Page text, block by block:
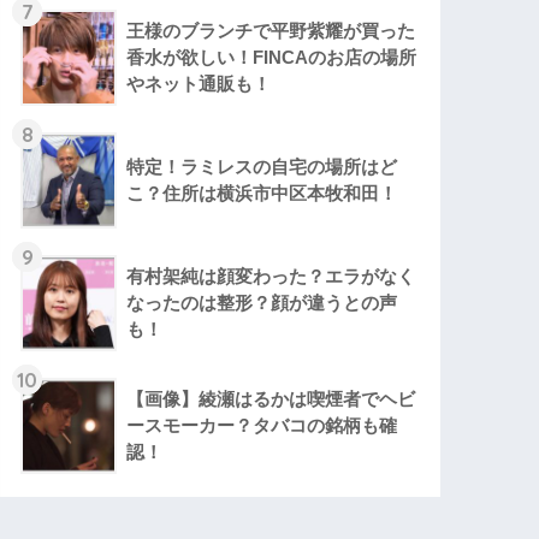
7
王様のブランチで平野紫耀が買った
香水が欲しい！FINCAのお店の場所
やネット通販も！
8
特定！ラミレスの自宅の場所はど
こ？住所は横浜市中区本牧和田！
9
有村架純は顔変わった？エラがなく
なったのは整形？顔が違うとの声
も！
10
【画像】綾瀬はるかは喫煙者でヘビ
ースモーカー？タバコの銘柄も確
認！